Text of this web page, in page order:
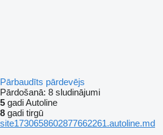
Pārbaudīts pārdevējs
Pārdošanā: 8 sludinājumi
5 gadi Autoline
8 gadi tirgū
site1730658602877662261.autoline.md